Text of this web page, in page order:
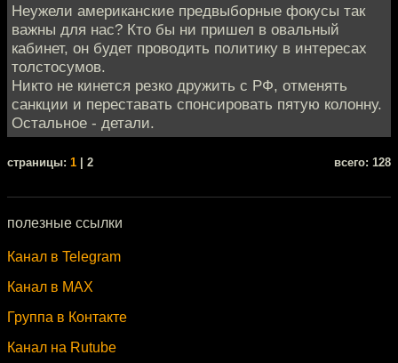
Неужели американские предвыборные фокусы так
важны для нас? Кто бы ни пришел в овальный
кабинет, он будет проводить политику в интересах
толстосумов.
Никто не кинется резко дружить с РФ, отменять
санкции и переставать спонсировать пятую колонну.
Остальное - детали.
cтраницы: 1 | 2 всего: 128
полезные ссылки
Канал в Telegram
Канал в MAX
Группа в Контакте
Канал на Rutube